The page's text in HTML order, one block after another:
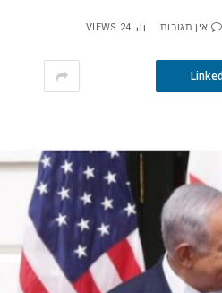
אין תגובות 24
VIEWS